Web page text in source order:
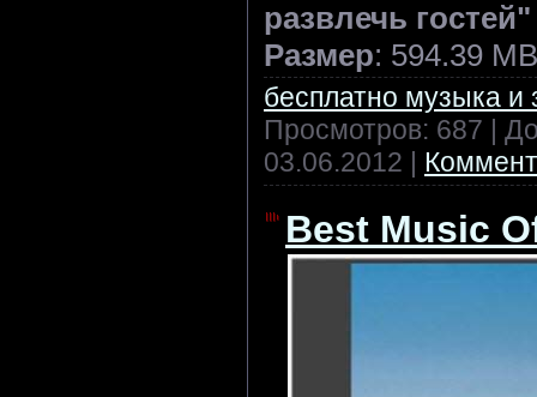
развлечь гостей"
Размер: 594.39 MB
бесплатно музыка и
Просмотров: 687 |
03.06.2012
Best Music